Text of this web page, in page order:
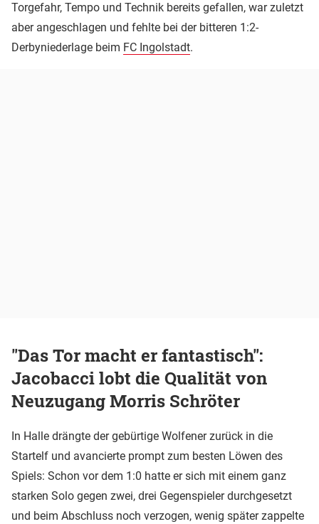
Torgefahr, Tempo und Technik bereits gefallen, war zuletzt
aber angeschlagen und fehlte bei der bitteren 1:2-
Derbyniederlage beim FC Ingolstadt.
"Das Tor macht er fantastisch":
Jacobacci lobt die Qualität von
Neuzugang Morris Schröter
In Halle drängte der gebürtige Wolfener zurück in die
Startelf und avancierte prompt zum besten Löwen des
Spiels: Schon vor dem 1:0 hatte er sich mit einem ganz
starken Solo gegen zwei, drei Gegenspieler durchgesetzt
und beim Abschluss noch verzogen, wenig später zappelte